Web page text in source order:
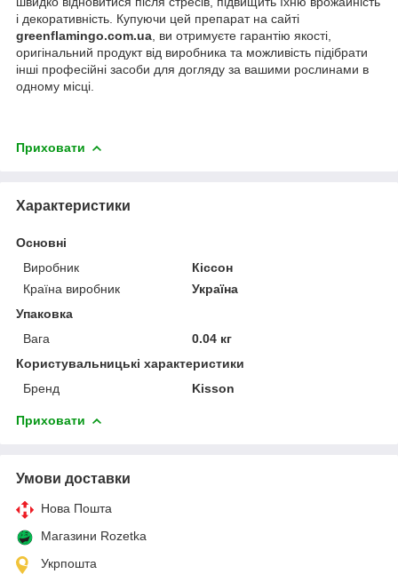
і декоративність. Купуючи цей препарат на сайті
greenflamingo.com.ua , ви отримуєте гарантію якості,
оригінальний продукт від виробника та можливість підібрати
інші професійні засоби для догляду за вашими рослинами в
одному місці.
Приховати
Характеристики
Основні
Виробник
Кіссон
Країна виробник
Україна
Упаковка
Вага
0.04 кг
Користувальницькі характеристики
Бренд
Kisson
Приховати
Умови доставки
Нова Пошта
Магазини Rozetka
Укрпошта